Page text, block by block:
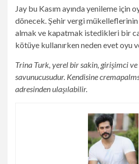
Jay bu Kasım ayında yenileme için
dönecek. Şehir vergi mükelleflerinin
almak ve kapatmak istedikleri bir
kötüye kullanırken neden evet oyu
Trina Turk, yerel bir sakin, girişimci
savunucusudur. Kendisine
adresinden ulaşılabilir.